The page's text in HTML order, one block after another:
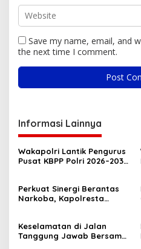
Save my name, email, and
the next time I comment.
Informasi Lainnya
Wakapolri Lantik Pengurus
Pusat KBPP Polri 2026–2031,
Perkuat Sinergi Berantas
Narkoba, Kapolresta
Provinsi Maluku Utara
Keselamatan di Jalan
Tanggung Jawab Bersama,